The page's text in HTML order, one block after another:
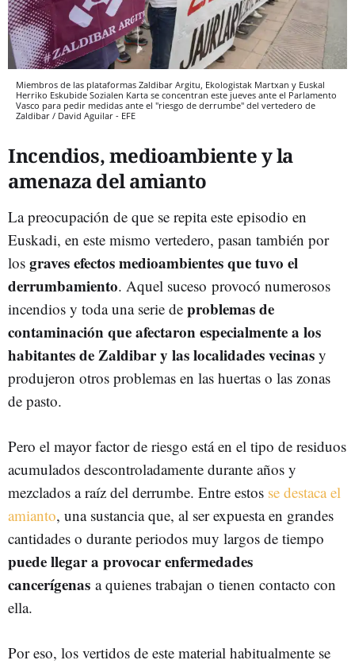
Miembros de las plataformas Zaldibar Argitu, Ekologistak Martxan y Euskal
Herriko Eskubide Sozialen Karta se concentran este jueves ante el Parlamento
Vasco para pedir medidas ante el "riesgo de derrumbe" del vertedero de
Zaldibar / David Aguilar - EFE
Incendios, medioambiente y la
amenaza del amianto
La preocupación de que se repita este episodio en
Euskadi, en este mismo vertedero, pasan también por
los graves efectos medioambientes que tuvo el
derrumbamiento. Aquel suceso provocó numerosos
incendios y toda una serie de problemas de
contaminación que afectaron especialmente a los
habitantes de Zaldibar y las localidades vecinas y
produjeron otros problemas en las huertas o las zonas
de pasto.
Pero el mayor factor de riesgo está en el tipo de residuos
acumulados descontroladamente durante años y
mezclados a raíz del derrumbe. Entre estos se destaca el
amianto, una sustancia que, al ser expuesta en grandes
cantidades o durante periodos muy largos de tiempo
puede llegar a provocar enfermedades
cancerígenas a quienes trabajan o tienen contacto con
ella.
Por eso, los vertidos de este material habitualmente se